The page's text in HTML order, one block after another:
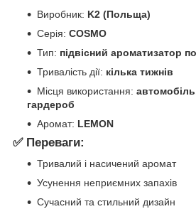
Виробник: K2 (Польща)
Серія: COSMO
Тип: підвісний ароматизатор
Тривалість дії: кілька тижнів
Місця використання:
гардероб
Аромат: LEMON
✅ Переваги:
Тривалий і насичений аромат
Усунення неприємних запахів
Сучасний та стильний дизайн